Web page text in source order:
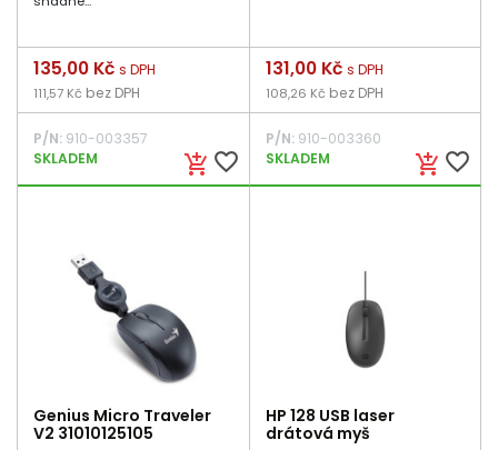
add_shopping_cart favorite_border
Cena
135,00 Kč s DPH
111,57 Kč bez DPH
P/N: 910-003357
SKLADEM
add_shopping_cart favorite_border
Cena
131,00 Kč s DPH
108,26 Kč bez DPH
P/N:910-003360
SKLADEM
Genius Micro Traveler
V2 31010125105
HP 128 USB laser
drátová myš